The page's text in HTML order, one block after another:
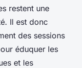
restent une
Il est donc
des sessions
éduquer les
et les